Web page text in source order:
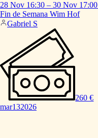
28 Nov 16:30 – 30 Nov 17:00
Fin de Semana Wim Hof
Gabriel S
260 €
mar132026